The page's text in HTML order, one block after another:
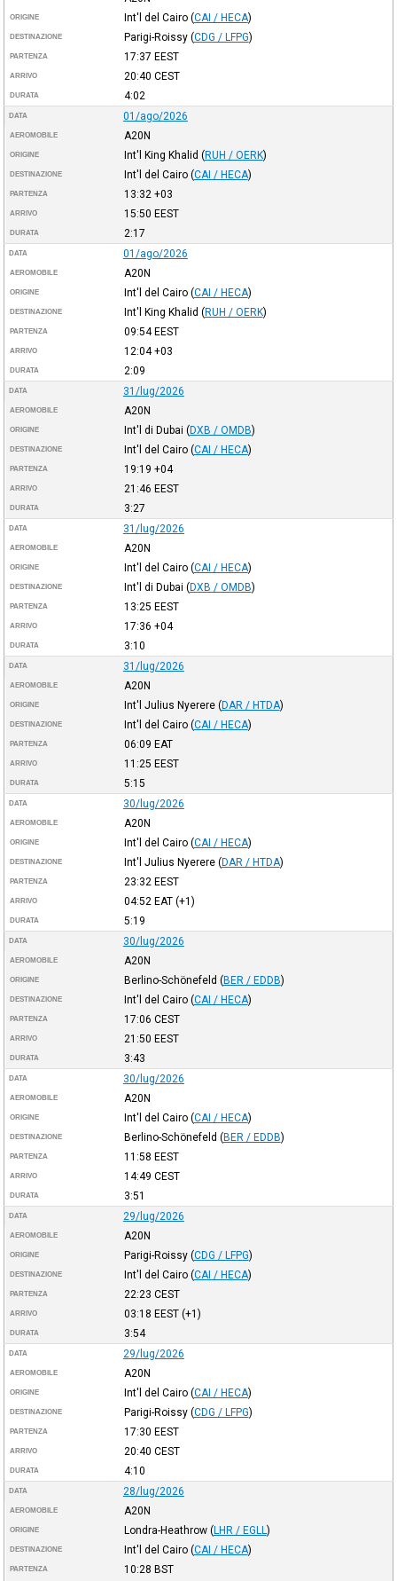
ORIGINE Int'l del Cairo (CAI / HECA)
DESTINAZIONE Parigi-Roissy (CDG / LFPG)
PARTENZA 17:37 EEST
ARRIVO 20:40 CEST
DURATA 4:02
DATA 01/ago/2026
AEROMOBILE A20N
ORIGINE Int'l King Khalid (RUH / OERK)
DESTINAZIONE Int'l del Cairo (CAI / HECA)
PARTENZA 13:32 +03
ARRIVO 15:50 EEST
DURATA 2:17
DATA 01/ago/2026
AEROMOBILE A20N
ORIGINE Int'l del Cairo (CAI / HECA)
DESTINAZIONE Int'l King Khalid (RUH / OERK)
PARTENZA 09:54EEST
ARRIVO 12:04+03
DURATA 2:09
DATA 31/lug/2026
AEROMOBILE A20N
ORIGINE Int'l di Dubai (DXB / OMDB)
DESTINAZIONE Int'l del Cairo (CAI / HECA)
PARTENZA 19:19 +04
ARRIVO 21:46 EEST
DURATA 3:27
DATA 31/lug/2026
AEROMOBILE A20N
ORIGINE Int'l del Cairo (CAI / HECA)
DESTINAZIONE Int'l di Dubai (DXB / OMDB)
PARTENZA 13:25 EEST
ARRIVO 17:36 +04
DURATA 3:10
DATA 31/lug/2026
AEROMOBILE A20N
ORIGINE Int'l Julius Nyerere (DAR / HTDA)
DESTINAZIONE Int'l del Cairo (CAI / HECA)
PARTENZA 06:09 EAT
ARRIVO 11:25 EEST
DURATA 5:15
DATA 30/lug/2026
AEROMOBILE A20N
ORIGINE Int'l del Cairo (CAI / HECA)
DESTINAZIONE Int'l Julius Nyerere (DAR / HTDA)
PARTENZA 23:32 EEST
ARRIVO 04:52 EAT(+1)
DURATA 5:19
DATA 30/lug/2026
AEROMOBILE A20N
ORIGINE Berlino-Schönefeld (BER / EDDB)
DESTINAZIONE Int'l del Cairo (CAI / HECA)
PARTENZA 17:06 CEST
ARRIVO 21:50 EEST
DURATA 3:43
DATA 30/lug/2026
AEROMOBILE A20N
ORIGINE Int'l del Cairo (CAI / HECA)
DESTINAZIONE Berlino-Schönefeld (BER / EDDB)
PARTENZA 11:58 EEST
ARRIVO 14:49 CEST
DURATA 3:51
DATA 29/lug/2026
AEROMOBILE A20N
ORIGINE Parigi-Roissy (CDG / LFPG)
DESTINAZIONE Int'l del Cairo (CAI / HECA)
PARTENZA 22:23 CEST
ARRIVO 03:18 EEST(+1)
DURATA 3:54
DATA 29/lug/2026
AEROMOBILE A20N
ORIGINE Int'l del Cairo (CAI / HECA)
DESTINAZIONE Parigi-Roissy (CDG / LFPG)
PARTENZA 17:30 EEST
ARRIVO 20:40 CEST
DURATA 4:10
DATA 28/lug/2026
AEROMOBILE A20N
ORIGINE Londra-Heathrow (LHR / EGLL )
DESTINAZIONE Int'l del Cairo (CAI / HECA)
PARTENZA 10:28 BST